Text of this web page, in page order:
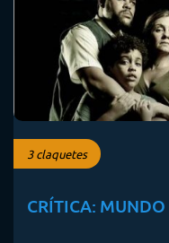
3 claquetes
CRÍTICA: MUNDO